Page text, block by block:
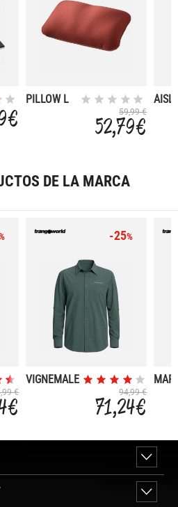
€
PILLOW L
59,99 €
52,79 €
DE LA MARCA
€
€
-25%
VIGNEMALE
94,99 €
71,24 €